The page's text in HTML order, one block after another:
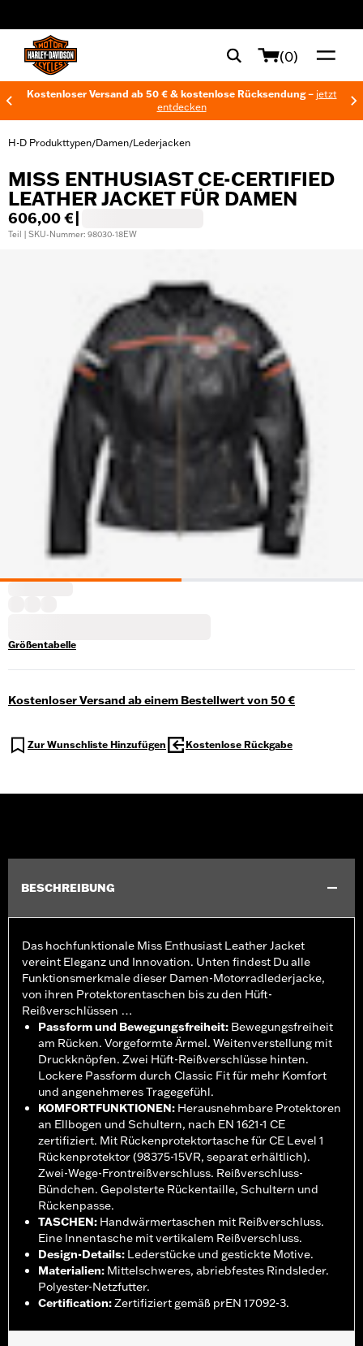
(0)
Kostenloser Versand ab 50 € & kostenlose Rücksendung – jetzt
entdecken
H-D Produkttypen/Damen/Lederjacken
MISS ENTHUSIAST CE-CERTIFIED
LEATHER JACKET FÜR DAMEN
606,00 €
Teil | SKU-Nummer: 98030-18EW
Größentabelle
Kostenloser Versand ab einem Bestellwert von 50 €
Zur Wunschliste Hinzufügen Kostenlose Rückgabe
BESCHREIBUNG
Das hochfunktionale Miss Enthusiast Leather Jacket
vereint Eleganz und Innovation. Unten findest Du alle
Funktionsmerkmale dieser Damen-Motorradlederjacke,
von ihren Protektorentaschen bis zu den Hüft-
Reißverschlüssen …
Passform und Bewegungsfreiheit: Bewegungsfreiheit
am Rücken. Vorgeformte Ärmel. Weitenverstellung mit
Druckknöpfen. Zwei Hüft-Reißverschlüsse hinten.
Lockere Passform durch Classic Fit für mehr Komfort
und angenehmeres Tragegefühl.
KOMFORTFUNKTIONEN: Herausnehmbare Protektoren
an Ellbogen und Schultern, nach EN 1621-1 CE
zertifiziert. Mit Rückenprotektortasche für CE Level 1
Rückenprotektor (98375-15VR, separat erhältlich).
Zwei-Wege-Frontreißverschluss. Reißverschluss-
Bündchen. Gepolsterte Rückentaille, Schultern und
Rückenpasse.
TASCHEN: Handwärmertaschen mit Reißverschluss.
Eine Innentasche mit vertikalem Reißverschluss.
Design-Details: Lederstücke und gestickte Motive.
Materialien: Mittelschweres, abriebfestes Rindsleder.
Polyester-Netzfutter.
Certification:Zertifiziert gemäß prEN 17092-3.